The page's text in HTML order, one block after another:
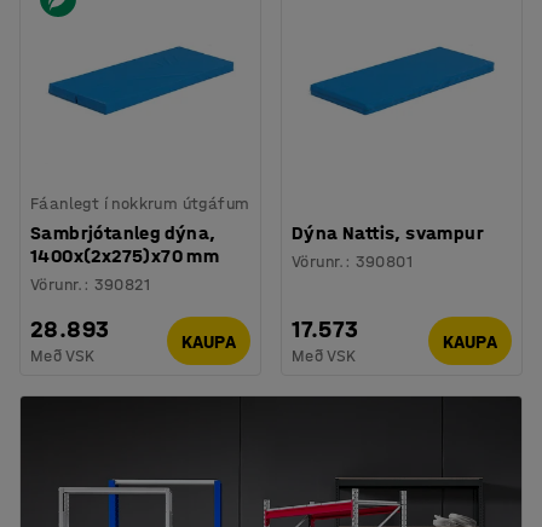
Fáanlegt í nokkrum útgáfum
Sambrjótanleg dýna,
1400x(2x275)x70 mm
Vörunr. : 390821
28.893
Með VSK
KAUPA
Dýna Nattis, svampur
Vörunr. : 390801
17.573
Með VSK
KAUPA